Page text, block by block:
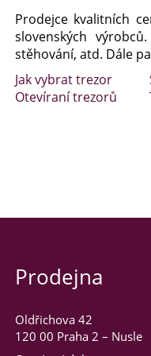
Prodejce kvalitních
slovenských
stěhování, atd. Dále
Jak vybrat trezor
Otevíraní trezorů
Prodejna
Oldřichova 42
120 00 Praha 2 – Nusle